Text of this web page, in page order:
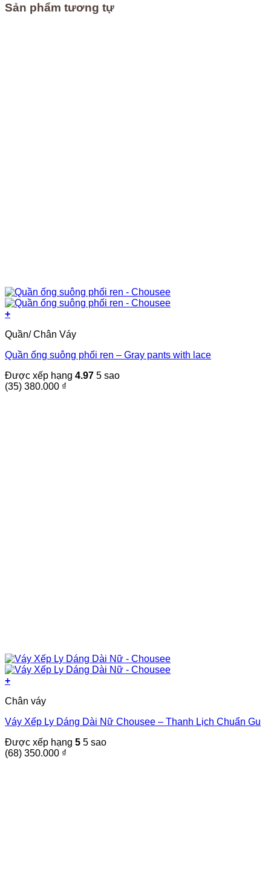
Sản phẩm tương tự
+
phẩm
có
biến
thể.
Quần/ Chân Váy
Quần ống suông phối ren – Gray pants with lace
Được xếp hạng 4.97 5 sao
(35) 380.000 ₫
+
phẩm
có
biến
thể.
Chân váy
Váy Xếp Ly Dáng Dài Nữ Chousee – Thanh Lịch Chuẩn Gu
Được xếp hạng 5 5 sao
(68) 350.000 ₫